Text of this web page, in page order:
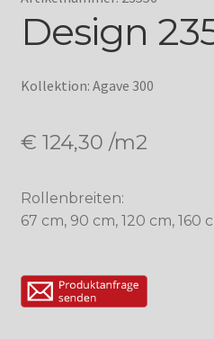
Design
Kollektion: Agave 300
€ 124,30 /m2
Rollenbreiten:
67 cm, 90 cm, 120 cm, 160